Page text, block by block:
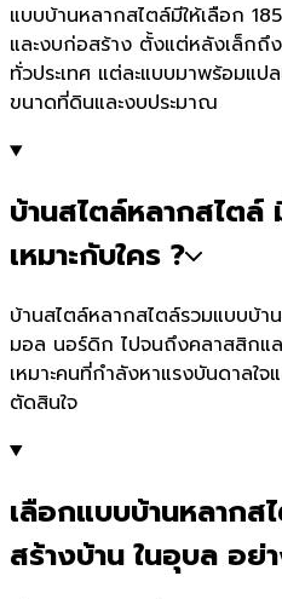
แบบบ้านหลากสไตล์มีให้เลือก
และงบก่อสร้าง ตั้งแต่หลังเล็กถึ
ทั่วประเทศ แต่ละแบบมาพร้อมแ
ขนาดที่ดินและงบประมาณ
บ้านสไตล์หลากสไตล์
เหมาะกับใคร ?
บ้านสไตล์หลากสไตล์รวมแบบบ้
มอล นอร์ดิก ไปจนถึงคลาสสิกแ
เหมาะคนที่กำลังหาแรงบันดาลใ
ตัดสินใจ
เลือกแบบบ้านหลากส
สร้างบ้าน ในอุบล อย่